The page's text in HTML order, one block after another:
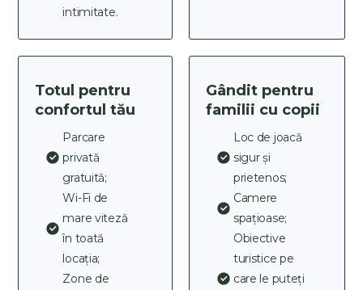
intimitate.
Totul pentru
confortul tău
Parcare
privată
gratuită;
Wi-Fi de
mare viteză
în toată
locația;
Zone de
Gândit pentru
familii cu copii
Loc de joacă
sigur și
prietenos;
Camere
spațioase;
Obiective
turistice pe
care le puteți